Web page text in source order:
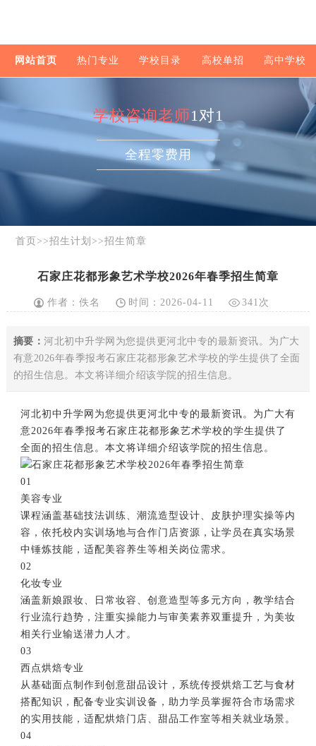
网站首页 热门专业 学校目录 高校单招 高中学校
学校咨询老师1对1
全程零费用
首页 >>招生计划 >>招生简章
石家庄花都形象艺术学校2026年春季招生简章
作者：佚名 时间：2026-04-11 341次
摘要：河北初中升学网为您提供更河北中专的最新资讯。为广大
有意2026年春季报考石家庄花都形象艺术学校的学生提供了全面
的招生信息。本文将详细介绍该学院的招生信息。
河北初中升学网为您提供更河北中专的最新资讯。为广大有
意2026年春季报考石家庄花都形象艺术学校的学生提供了
全面的招生信息。本文将详细介绍该学院的招生信息。
01
美容专业
课程涵盖基础技法训练、潮流造型设计、皮肤护理实操等内
容，依托校内实训场地与合作门店资源，让学员在真实场景
中锤炼技能，适配美容养生等相关岗位需求。
02
化妆专业
涵盖新娘跟妆、日常妆容、创意造型等多元方向，教学结合
行业流行趋势，注重实操能力与审美素养双重提升，为美妆
相关行业输送潜力人才。
03
西点烘焙专业
从基础面点制作到创意甜品设计，系统传授烘焙工艺与食材
搭配知识，配备专业实训设备，助力学员掌握符合市场需求
的实用技能，适配烘焙门店、甜品工作室等相关就业场景。
04